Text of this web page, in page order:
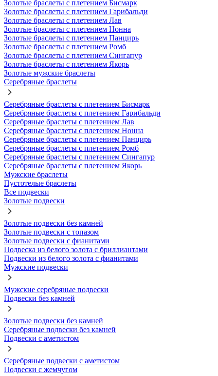
Золотые браслеты с плетением Бисмарк
Золотые браслеты с плетением Гарибальди
Золотые браслеты с плетением Лав
Золотые браслеты с плетением Нонна
Золотые браслеты с плетением Панцирь
Золотые браслеты с плетением Ромб
Золотые браслеты с плетением Сингапур
Золотые браслеты с плетением Якорь
Золотые мужские браслеты
Серебряные браслеты
Серебряные браслеты с плетением Бисмарк
Серебряные браслеты с плетением Гарибальди
Серебряные браслеты с плетением Лав
Серебряные браслеты с плетением Нонна
Серебряные браслеты с плетением Панцирь
Серебряные браслеты с плетением Ромб
Серебряные браслеты с плетением Сингапур
Серебряные браслеты с плетением Якорь
Мужские браслеты
Пустотелые браслеты
Все подвески
Золотые подвески
Золотые подвески без камней
Золотые подвески с топазом
Золотые подвески с фианитами
Подвеска из белого золота с бриллиантами
Подвески из белого золота с фианитами
Мужские подвески
Мужские серебряные подвески
Подвески без камней
Золотые подвески без камней
Серебряные подвески без камней
Подвески с аметистом
Серебряные подвески с аметистом
Подвески с жемчугом